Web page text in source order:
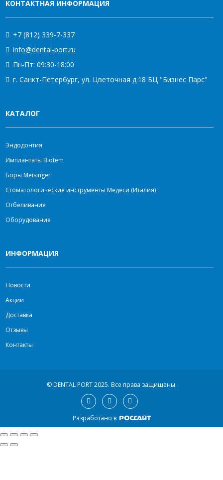
КОНТАКТНАЯ ИНФОРМАЦИЯ
+7 (812) 339-7-337
info@dental-port.ru
Пн-Пт: 09:30-18:00
г. Санкт-Петербург, ул. Цветочная д.18 БЦ "Бизнес Парс"
КАТАЛОГ
Эндодонтия
Имплантаты Biotem
Боры Meisinger
Стоматологические инструменты Медеси (Италия)
Отбеливание
Оборудование
ИНФОРМАЦИЯ
Новости
Акции
Доставка
Отзывы
Контакты
© DENTAL PORT 2025. Все права защищены.
Разработано в